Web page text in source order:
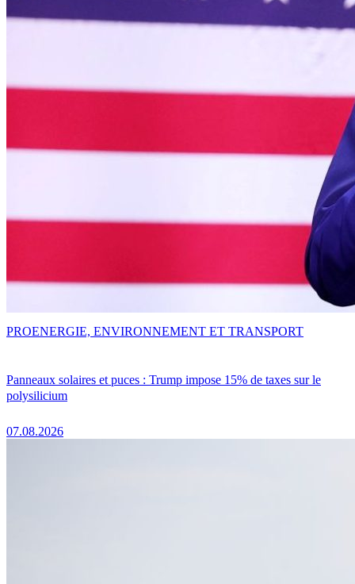
Panneaux solaires et puces : Trump impose 15% de taxes sur le
polysilicium
07.08.2026
PROENERGIE, ENVIRONNEMENT ET TRANSPORT